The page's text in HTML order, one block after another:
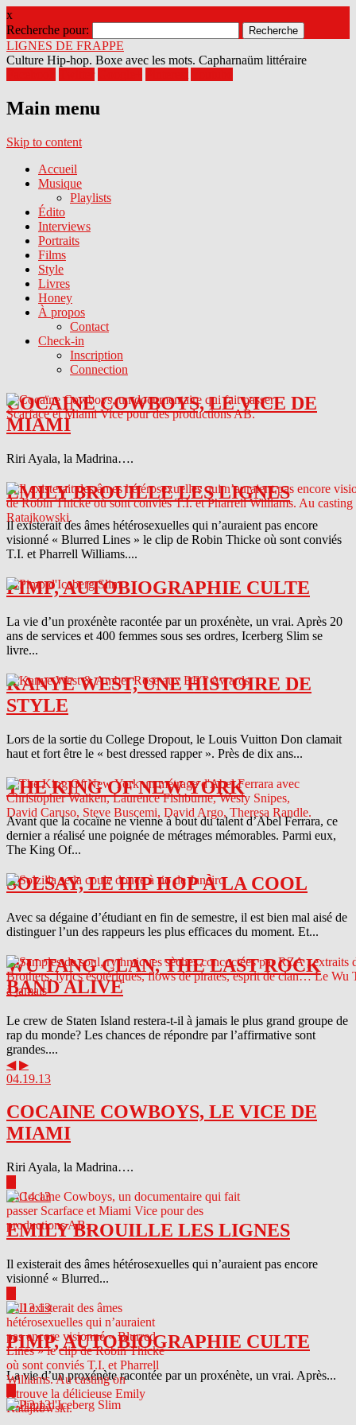
x
Recherche pour:
LIGNES DE FRAPPE
Culture Hip-hop. Boxe avec les mots. Capharnaüm littéraire
Main menu
Skip to content
Accueil
Musique
Playlists
Édito
Interviews
Portraits
Films
Style
Livres
Honey
À propos
Contact
Check-in
Inscription
Connection
COCAINE COWBOYS, LE VICE DE
MIAMI
Riri Ayala, la Madrina….
EMILY BROUILLE LES LIGNES
Il existerait des âmes hétérosexuelles qui n’auraient pas encore
visionné « Blurred Lines » le clip de Robin Thicke où sont conviés
T.I. et Pharrell Williams....
PIMP, AUTOBIOGRAPHIE CULTE
La vie d’un proxénète racontée par un proxénète, un vrai. Après 20
ans de services et 400 femmes sous ses ordres, Icerberg Slim se
livre...
KANYE WEST, UNE HISTOIRE DE
STYLE
Lors de la sortie du College Dropout, le Louis Vuitton Don clamait
haut et fort être le « best dressed rapper ». Près de dix ans...
THE KING OF NEW YORK
Avant que la cocaïne ne vienne à bout du talent d’Abel Ferrara, ce
dernier a réalisé une poignée de métrages mémorables. Parmi eux,
The King Of...
SOLSAY, LE HIP HOP À LA COOL
Avec sa dégaine d’étudiant en fin de semestre, il est bien mal aisé de
distinguer l’un des rappeurs les plus efficaces du moment. Et...
WU TANG CLAN, THE LAST ROCK
BAND ALIVE
Le crew de Staten Island restera-t-il à jamais le plus grand groupe de
rap du monde? Les chances de répondre par l’affirmative sont
grandes....
◀ ▶
04.19.13
COCAINE COWBOYS, LE VICE DE
MIAMI
Riri Ayala, la Madrina….
04.14.13
EMILY BROUILLE LES LIGNES
Il existerait des âmes hétérosexuelles qui n’auraient pas encore
visionné « Blurred...
04.13.13
PIMP, AUTOBIOGRAPHIE CULTE
La vie d’un proxénète racontée par un proxénète, un vrai. Après...
04.12.13